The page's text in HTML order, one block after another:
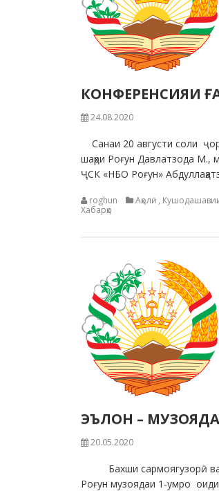
КОНФЕРЕНСИЯИ
24.08.2020
Санаи 20 августи соли
шаҳри Роғун Давлатзода М.,
ҶСК «НБО Роғун»
roghun Аҳолӣ , Кушодашавии
Хабарҳо
ЭЪЛОН –
20.05.2020
Бахши сармоягузорӣ ва
Роғун музоядаи 1-умро